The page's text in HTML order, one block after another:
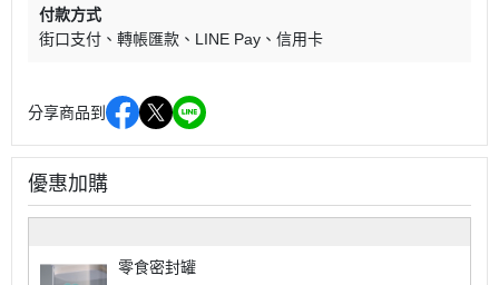
付款方式
街口支付
轉帳匯款 LINE Pay 信用卡
分享商品到
優惠加購
零食密封罐